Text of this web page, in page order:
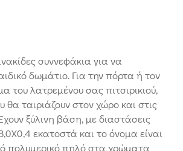
συννεφάκια για να
δωμάτιο. Για την πόρτα ή τον
του λατρεμένου σας πιτσιρικιού,
ταιριάζουν στον χώρο και στις
ξύλινη βάση, με διαστάσεις
εκατοστά και το όνομα είναι
πολυμερικό πηλό στα χρώματα